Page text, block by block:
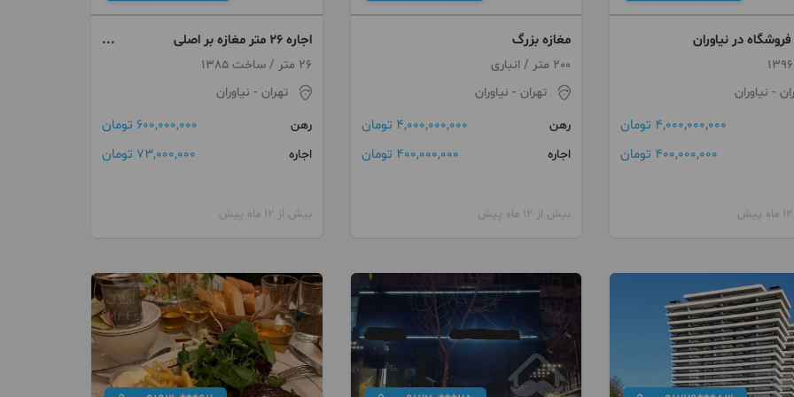
- نیاوران
4,000,000,000 تومان
400,000,000 تومان
مغازه بزرگ
200 متر / انباری
تهران- نیاوران
رهن
4,000,000,000 تومان
اجاره 400,000,000 تومان
بیش از 12 ماه پیش
اجاره 26 متر مغازه بر اصلی
نیاوران(مناسب فست فود)
26 متر / ساخت 1385
تهران - نیاوران
رهن
600,000,000 تومان
اجاره 73,000,000 تومان
بیش از 12 ماه پیش